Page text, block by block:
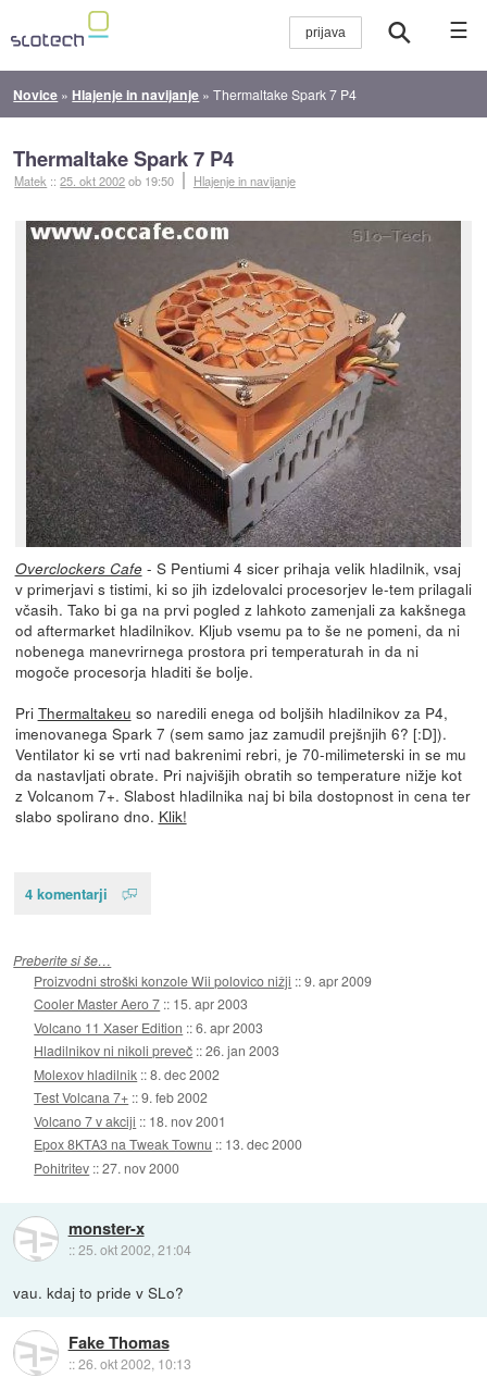
☰
Novice » Hlajenje in navijanje »Thermaltake Spark 7 P4
Thermaltake Spark 7 P4
Matek ::25. okt 2002ob 19:50 Hlajenje in navijanje
Overclockers Cafe- S Pentiumi 4 sicer prihaja velik hladilnik, vsaj
v primerjavi s tistimi, ki so jih izdelovalci procesorjev le-tem prilagali
včasih. Tako bi ga na prvi pogled z lahkoto zamenjali za kakšnega
od aftermarket hladilnikov. Kljub vsemu pa to še ne pomeni, da ni
nobenega manevrirnega prostora pri temperaturah in da ni
mogoče procesorja hladiti še bolje.
Pri Thermaltakeu so naredili enega od boljših hladilnikov za P4,
imenovanega Spark 7 (sem samo jaz zamudil prejšnjih 6? [:D]).
Ventilator ki se vrti nad bakrenimi rebri, je 70-milimeterski in se mu
da nastavljati obrate. Pri najvišjih obratih so temperature nižje kot
z Volcanom 7+. Slabost hladilnika naj bi bila dostopnost in cena ter
slabo spolirano dno. Klik!
4 komentarji
Preberite si še…
Proizvodni stroški konzole Wii polovico nižji ::9. apr 2009
Cooler Master Aero 7 :: 15. apr 2003
Volcano 11 Xaser Edition ::6. apr 2003
Hladilnikov ni nikoli preveč ::26. jan 2003
Molexov hladilnik ::8. dec 2002
Test Volcana 7+ ::9. feb 2002
Volcano 7 v akciji :: 18. nov 2001
Epox 8KTA3 na Tweak Townu :: 13. dec 2000
Pohitritev ::27. nov 2000
monster-x
::25. okt 2002, 21:04
vau. kdaj to pride v SLo?
Fake Thomas
::26. okt 2002, 10:13